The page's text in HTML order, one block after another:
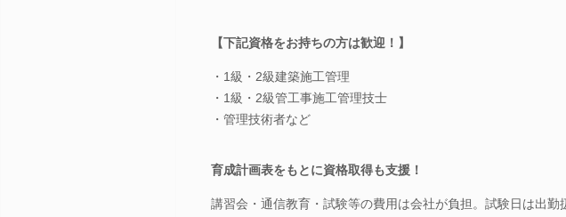
【下記資格をお持ちの方は歓迎！】
・1級・2級建築施工管理
・1級・2級管工事施工管理技士
・管理技術者など
育成計画表をもとに資格取得も支援！
講習会・通信教育・試験等の費用は会社が負担。試験日は出勤